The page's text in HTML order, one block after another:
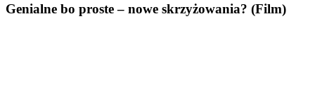
Genialne bo proste – nowe skrzyżowania? (Film)